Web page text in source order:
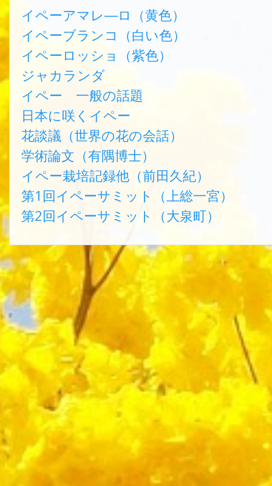
イペーアマレ―ロ（黄色）
イペーブランコ（白い色）
イペーロッショ（紫色）
ジャカランダ
イペー 一般の話題
日本に咲くイペー
花談議（世界の花の会話）
学術論文（有隅博士）
イペー栽培記録他（前田久紀）
第1回イペーサミット（上総一宮）
第2回イペーサミット（大泉町）